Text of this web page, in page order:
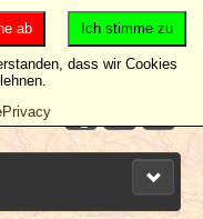
Ich stimme zu
ab
dass wir Cookies